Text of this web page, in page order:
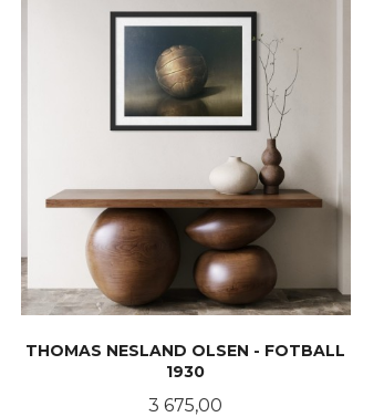
THOMAS NESLAND OLSEN - FOTBALL
1930
Pris
3 675,00